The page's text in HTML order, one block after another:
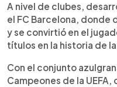
A nivel de clubes,
el FC Barcelona,
y se convirtió en el
títulos en la historia de
Con el conjunto
Campeones de la